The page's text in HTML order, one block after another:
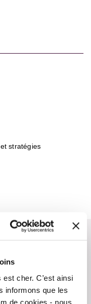
cher. C’est ainsi
informons que les
de cookies - nous
stratégies